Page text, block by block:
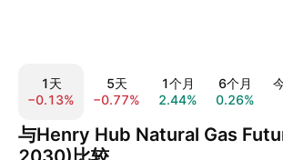
1天
−0.13%
5天
−0.77%
1个月
2.44%
6个月
0.26%
与Henry Hub Natural Gas